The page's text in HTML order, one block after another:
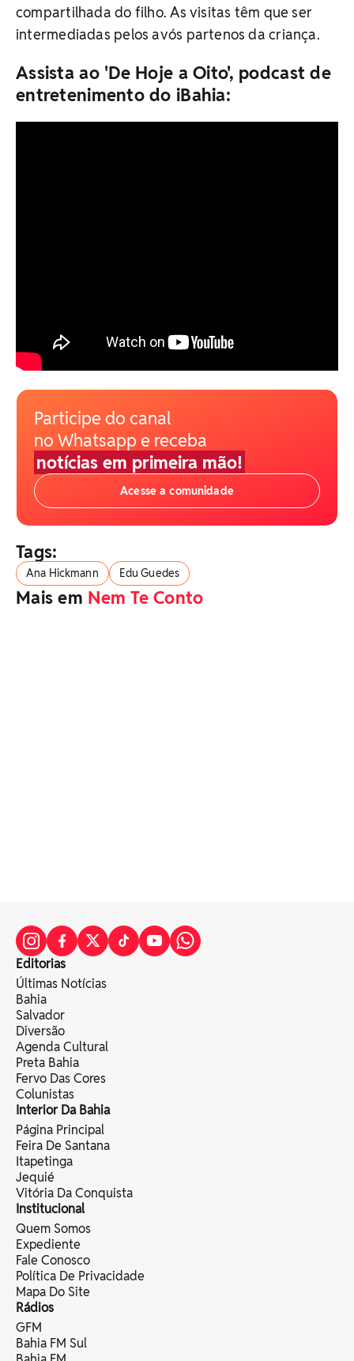
compartilhada do filho. As visitas têm que ser
intermediadas pelos avós partenos da criança.
Assista ao 'De Hoje a Oito', podcast de
entretenimento do iBahia:
Participe do canal
no Whatsapp e receba
notícias em primeira mão!
Acesse a comunidade
Tags:
Ana Hickmann Edu Guedes
Mais em Nem Te Conto
Editorias
Últimas Notícias
Bahia
Salvador
Diversão
Agenda Cultural
Preta Bahia
Fervo Das Cores
Colunistas
Interior Da Bahia
Página Principal
Feira De Santana
Itapetinga
Jequié
Vitória Da Conquista
Institucional
Quem Somos
Expediente
Fale Conosco
Política De Privacidade
Mapa Do Site
Rádios
GFM
Bahia FM Sul